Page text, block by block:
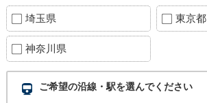
埼玉県 東京都
神奈川県
ご希望の沿線・駅を選んでください